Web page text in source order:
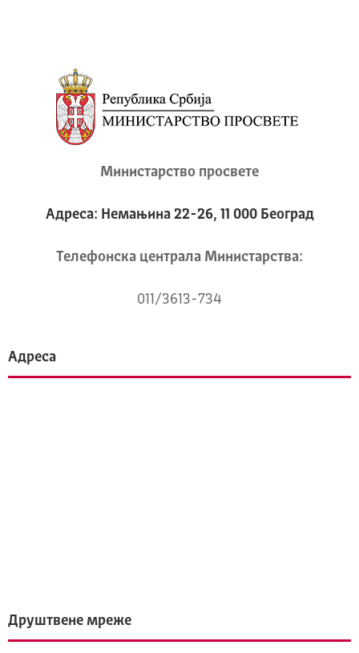
Министарство просвете
Адреса: Немањина 22-26, 11 000 Београд
Телeфонска централа Mинистарства:
011/3613-734
Адреса
Друштвене мреже